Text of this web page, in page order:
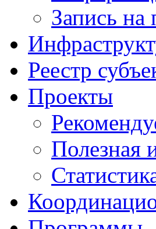
Запись на
Реестр
Проекты
Полезная